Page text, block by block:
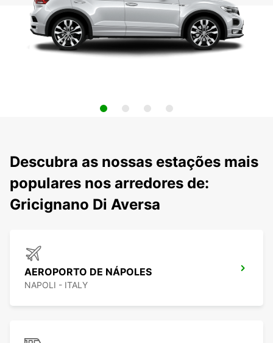
Descubra as nossas estações mais
populares nos arredores de:
Gricignano Di Aversa
AEROPORTO DE NÁPOLES
NAPOLI - ITALY